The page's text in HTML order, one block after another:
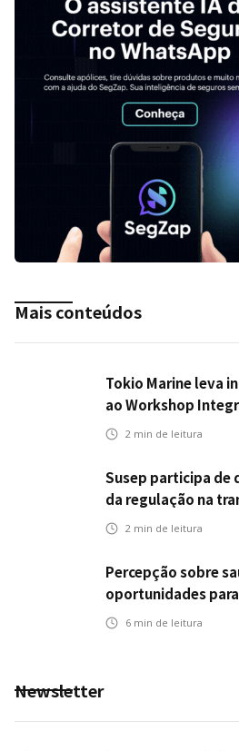
Mais conteúdos
Tokio Marine leva
ao Workshop
2 min de leitura
Susep participa de
da regulação na
2 min de leitura
Percepção sobre
oportunidades
ampliar cobertura e
6 min de leitura
Newsletter